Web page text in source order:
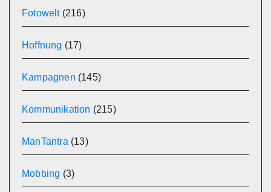
Fotowelt(216)
Hoffnung (17)
Kampagnen (145)
Kommunikation (215)
ManTantra (13)
Mobbing (3)